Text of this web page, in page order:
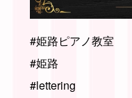
#姫路ピアノ教室
#姫路
#lettering